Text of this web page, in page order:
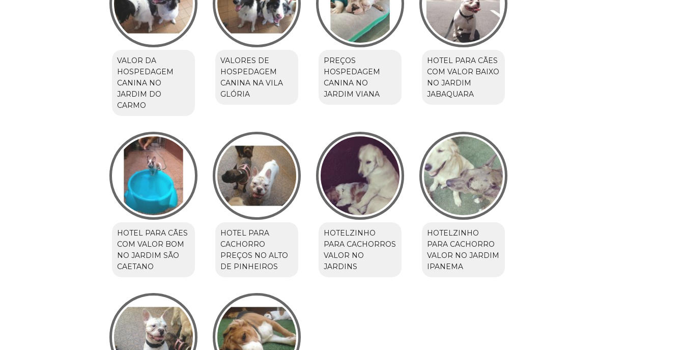
VALOR DA
HOSPEDAGEM
CANINA NO
JARDIM DO
CARMO
VALORES DE
HOSPEDAGEM
CANINA NA VILA
GLÓRIA
PREÇOS
HOSPEDAGEM
CANINA NO
JARDIM VIANA
HOTEL PARA CÃES
COM VALOR BAIXO
NO JARDIM
JABAQUARA
HOTEL PARA CÃES
COM VALOR BOM
NO JARDIM SÃO
CAETANO
HOTEL PARA
CACHORRO
PREÇOS NO ALTO
DE PINHEIROS
HOTELZINHO
PARA CACHORROS
VALOR NO
JARDINS
HOTELZINHO
PARA CACHORRO
VALOR NO JARDIM
IPANEMA